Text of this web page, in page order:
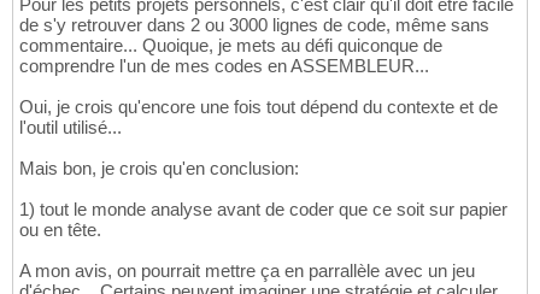
Pour les petits projets personnels, c'est clair qu'il doit être facile
de s'y retrouver dans 2 ou 3000 lignes de code, même sans
commentaire... Quoique, je mets au défi quiconque de
comprendre l'un de mes codes en ASSEMBLEUR...
Oui, je crois qu'encore une fois tout dépend du contexte et de
l'outil utilisé...
Mais bon, je crois qu'en conclusion:
1) tout le monde analyse avant de coder que ce soit sur papier
ou en tête.
A mon avis, on pourrait mettre ça en parrallèle avec un jeu